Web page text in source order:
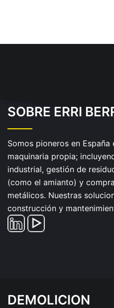
SOBRE ERRI
Somos pioneros en
maquinaria propia;
industrial, gestión de
(como el amianto) y
metálicos. Nuestras
construcción y
DEMOLICION